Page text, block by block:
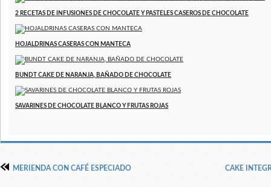
2 RECETAS DE INFUSIONES DE CHOCOLATE Y PASTELES CASEROS DE CHOCOLATE
HOJALDRINAS CASERAS CON MANTECA
BUNDT CAKE DE NARANJA, BAÑADO DE CHOCOLATE
SAVARINES DE CHOCOLATE BLANCO Y FRUTAS ROJAS
MERIENDA CON CAFÉ ESPECIADO CAKE